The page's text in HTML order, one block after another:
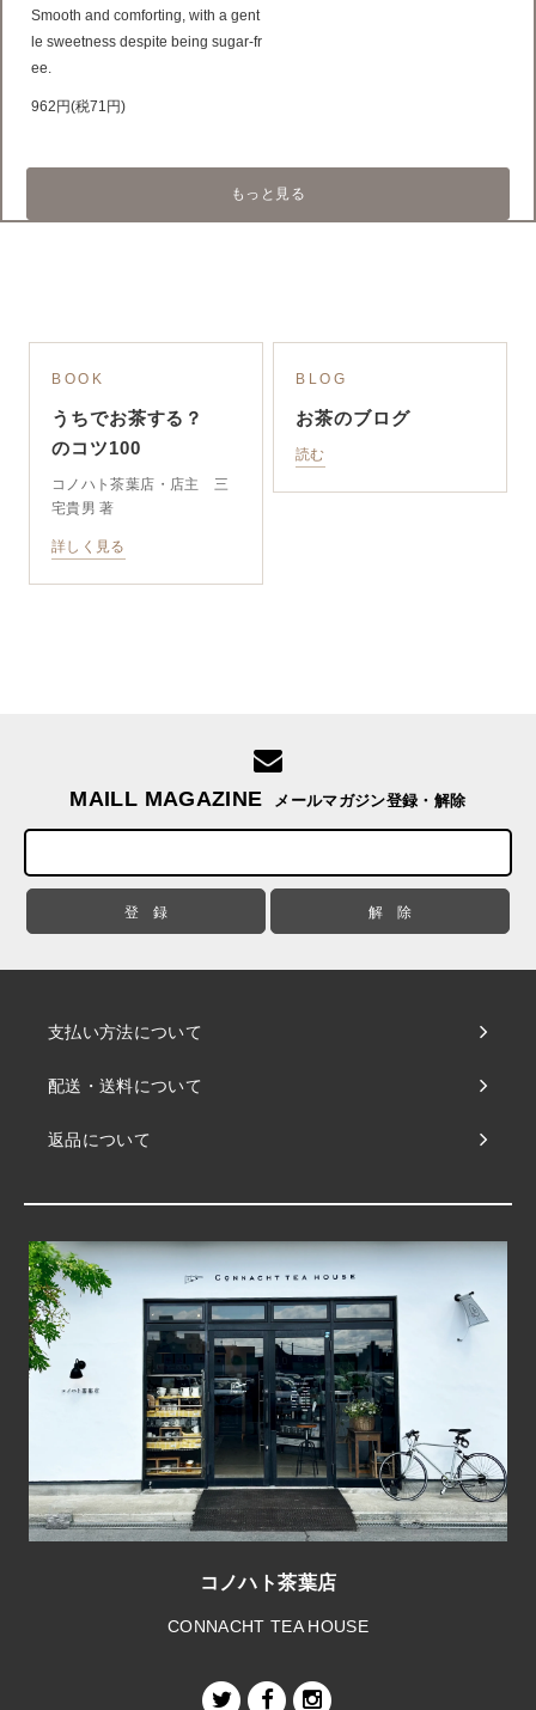
Smooth and comforting, with a gent
le sweetness despite being sugar-fr
ee.
962円(税71円)
もっと見る
BOOK
うちでお茶する？
のコツ100
コノハト茶葉店・店主 三
宅貴男 著
詳しく見る
BLOG
お茶のブログ
読む
MAILL MAGAZINE メールマガジン登録・解除
支払い方法について
配送・送料について
返品について
コノハト茶葉店
CONNACHT TEA HOUSE